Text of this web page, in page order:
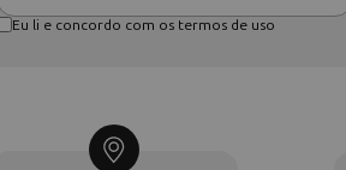
Eu li e concordo com os termos de uso